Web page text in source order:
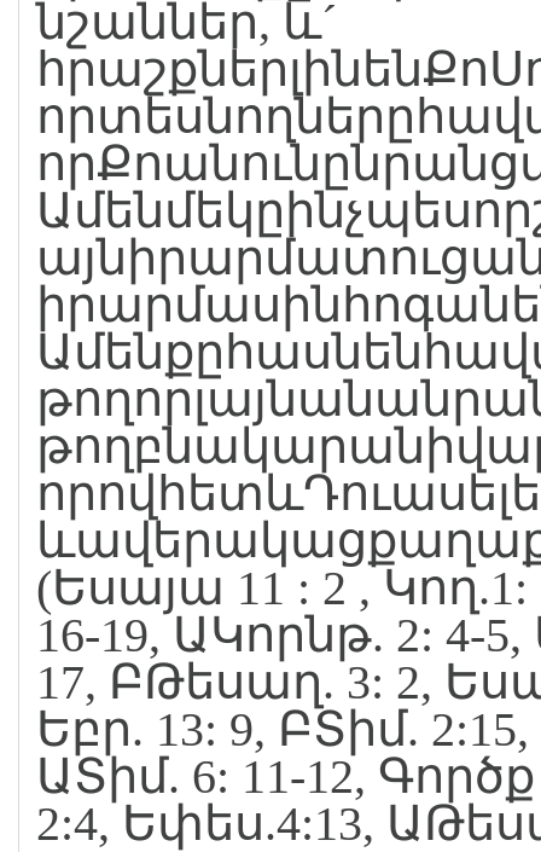
նշաններ, և´
(Եսայա 11 : 2 , Կող.1:
16-19, ԱԿորնթ. 2: 4-
17, ԲԹեսաղ. 3: 2,
Եբր. 13: 9, ԲՏիմ.
ԱՏիմ. 6: 11-12,
2:4, Եփես.4:13,